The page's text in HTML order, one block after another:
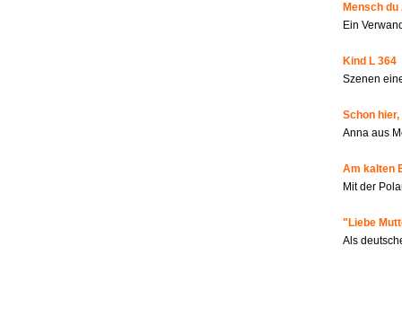
Mensch du
Ein
Kind L 364
Szenen
Schon
Anna aus
Am kalten
Mit der
"Liebe
Als